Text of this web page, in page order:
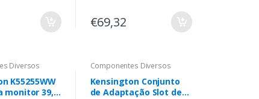
€69,32
Diversos
K55255WW
monitor 39,6
Componentes Diversos
Kensington Conjunto
de Adaptação Slot de